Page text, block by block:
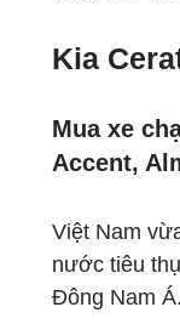
Kia
Mua xe
Accent,
Việt Nam
nước tiêu
Đông Nam